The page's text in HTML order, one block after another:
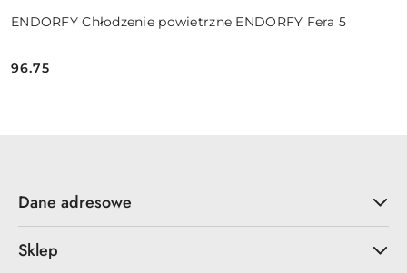
ENDORFY Chłodzenie powietrzne ENDORFY Fera 5
Cena:
96.75
Dane adresowe
Sklep